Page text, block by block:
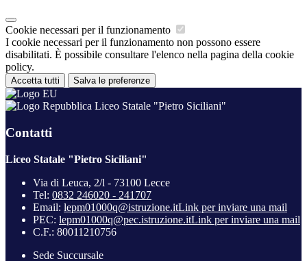
Cookie necessari per il funzionamento
I cookie necessari per il funzionamento non possono essere
disabilitati. È possibile consultare l'elenco nella pagina della cookie
policy.
Accetta tutti Salva le preferenze
Liceo Statale "Pietro Siciliani"
Contatti
Liceo Statale "Pietro Siciliani"
Via di Leuca, 2/l - 73100 Lecce
Tel: 0832 246020 - 241707
Email: lepm01000q@istruzione.itLink per inviare una mail
PEC: lepm01000q@pec.istruzione.itLink per inviare una mail
C.F.: 80011210756
Sede Succursale